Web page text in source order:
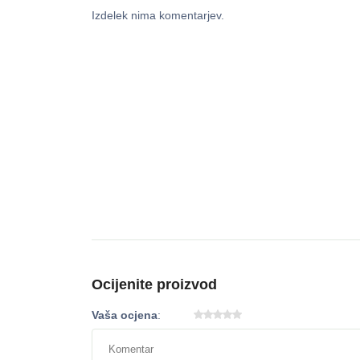
Izdelek nima komentarjev.
Ocijenite proizvod
Vaša ocjena: